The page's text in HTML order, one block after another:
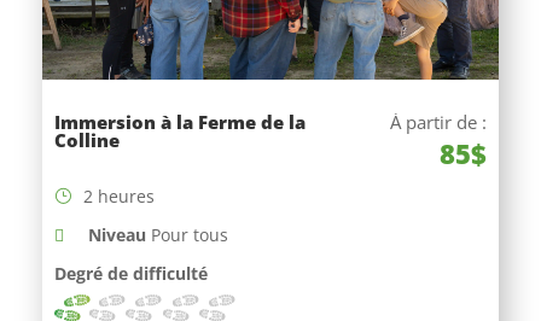
Immersion à la Ferme de la
Colline
À partir de :
85$
2 heures
Niveau Pour tous
Degré de difficulté